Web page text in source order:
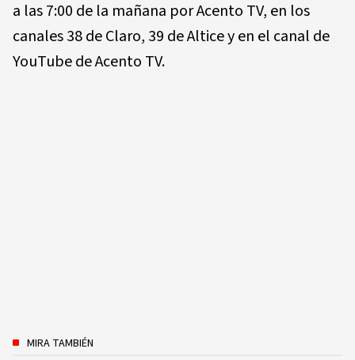
a las 7:00 de la mañana por Acento TV, en los
canales 38 de Claro, 39 de Altice y en el canal de
YouTube de Acento TV.
MIRA TAMBIÉN